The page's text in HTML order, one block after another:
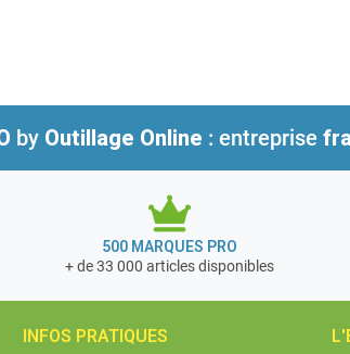
by Outillage Online : entreprise
500 MARQUES PRO
+ de 33 000 articles disponibles
INFOS PRATIQUES